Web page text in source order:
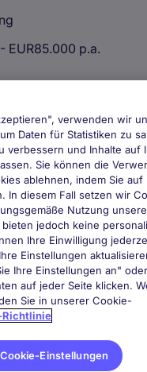
EUR85.000 p.a.
verwenden wir
Daten für Statistiken zu
verbessern und Inhalte auf
Sie können die
ablehnen, indem Sie auf
In diesem Fall setzen wir
Nutzung
jedoch keine
Ihre Einwilligung
Einstellungen
Ihre Einstellungen an"
auf jeder Seite klicken.
Sie in unserer Cookie-
Cookie-Einstellungen